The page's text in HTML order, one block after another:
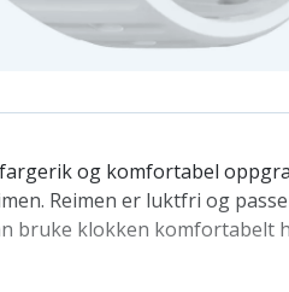
fargerik og komfortabel
Reimen er luktfri og
bruke klokken komfortabelt